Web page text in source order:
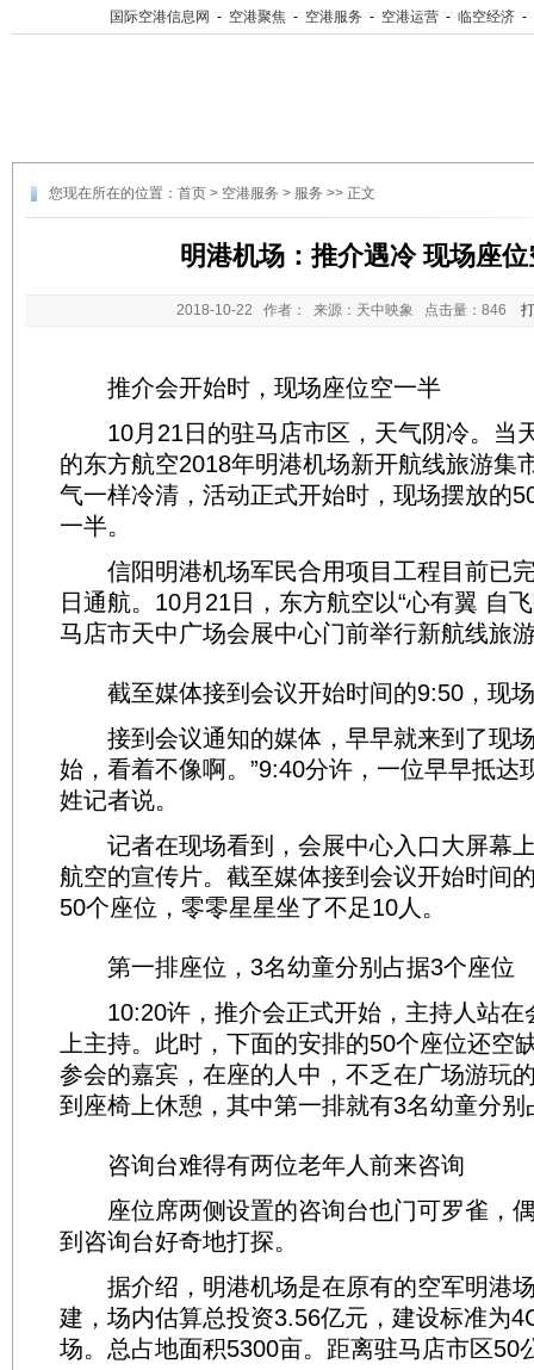
国际空港信息网 - 空港聚焦 - 空港服务 - 空港运营 - 临空经济 -
您现在所在的位置： 首页 > 空港服务 > 服务 >> 正文
明港机场：推介遇冷 现场座
2018-10-22 作者： 来源：天中映象 点击量： 846
推介会开始时，现场座位空一半
10月21日的驻马店市区，天气阴冷。当
的东方航空2018年明港机场新开航线旅游集
气一样冷清，活动正式开始时，现场摆放的
一半。
信阳明港机场军民合用项目工程目前已
日通航。10月21日，东方航空以“心有翼 自
马店市天中广场会展中心门前举行新航线旅
截至媒体接到会议开始时间的9:50，现场
接到会议通知的媒体，早早就来到了现场
始，看着不像啊。”9:40分许，一位早早抵达
姓记者说。
记者在现场看到，会展中心入口大屏幕
航空的宣传片。截至媒体接到会议开始时间
50个座位，零零星星坐了不足10人。
第一排座位，3名幼童分别占据3个座位
10:20许，推介会正式开始，主持人站在
上主持。此时，下面的安排的50个座位还空
参会的嘉宾，在座的人中，不乏在广场游玩
到座椅上休憩，其中第一排就有3名幼童分别
咨询台难得有两位老年人前来咨询
座位席两侧设置的咨询台也门可罗雀，
到咨询台好奇地打探。
据介绍，明港机场是在原有的空军明港
建，场内估算总投资3.56亿元，建设标准为
场。总占地面积5300亩。距离驻马店市区50